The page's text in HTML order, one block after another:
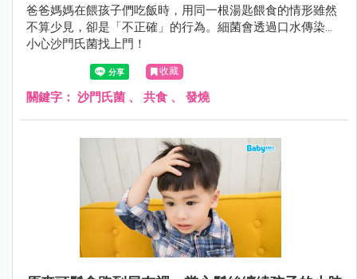
爸爸媽媽在餵孩子們吃飯時，用同一根湯匙餵食的情形雖然
不算少見，卻是「不正確」的行為。細菌會透過口水傳染…
小心沙門氏菌找上門！
收藏
關鍵字： 沙門氏菌 、 共食 、 發燒